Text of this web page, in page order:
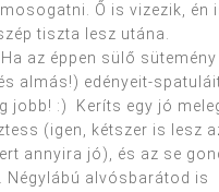
Ő is vizezik, én
tiszta lesz utána.
az éppen sülő sütemény
almás!) edényeit-
jobb! :) Keríts egy jó
(igen, kétszer is lesz
annyira jó), és az se
Négylábú alvósbarátod is